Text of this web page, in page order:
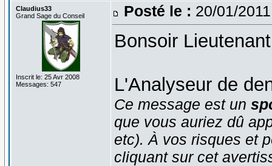
Claudius33
Grand Sage du Conseil
Inscrit le: 25 Avr 2008
Messages: 547
Posté le : 20/01/
Bonsoir
L'Analyseur de
Ce message est un
que vous auriez dû
etc). À vos risques et
cliquant sur cet